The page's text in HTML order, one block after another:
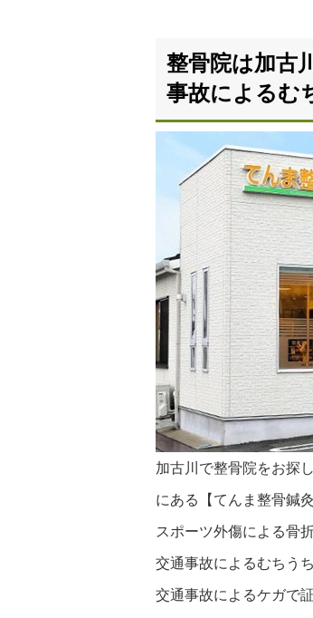
整骨院は加古
事故によるむ
加古川で整骨院をお探
にある【てんま整骨鍼
スポーツ外傷による骨
交通事故によるむちう
交通事故によるケガで